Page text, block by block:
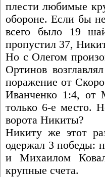
плести любимые
обороне. Если бы
всего было 19
пропустил 37,
Но с Олегом
Ортинов
поражение от
Иванченко 1:4, от
только 6-е место.
ворота Никиты?
Никиту же этот
одержал 3 победы:
и Михаилом
крупные счета.